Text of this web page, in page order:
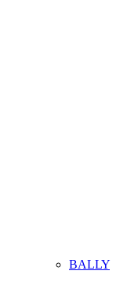
BALLY